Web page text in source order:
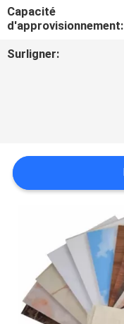
CONTACTEZ-
NOUS
PLAN
PRIVACY
POLICY
Capacité
d'approvisionnement:
Surligner: